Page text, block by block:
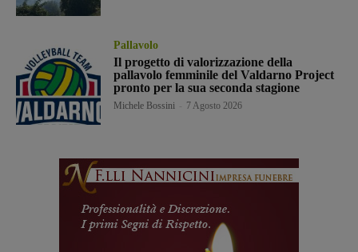
Pallavolo
Il progetto di valorizzazione della
pallavolo femminile del Valdarno Project
pronto per la sua seconda stagione
Michele Bossini 7 Agosto 2026